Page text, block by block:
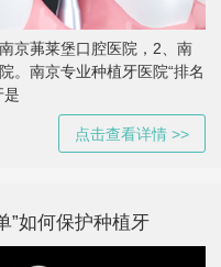
京茀莱堡口腔医院，2、南
。南京专业种植牙医院“排名
是
点击查看详情 >>
”如何保护种植牙